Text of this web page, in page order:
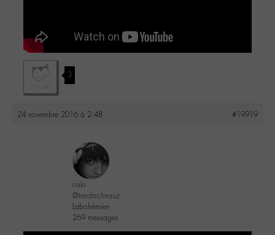
3
24 novembre 2016 à 2:48 #19919
calo
@tendrschnauz
Labohémien
269 messages